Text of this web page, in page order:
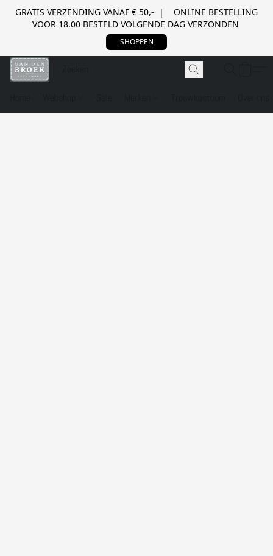
GRATIS VERZENDING VANAF € 50,- | ONLINE BESTELLING
VOOR 18.00 BESTELD VOLGENDE DAG VERZONDEN
SHOPPEN